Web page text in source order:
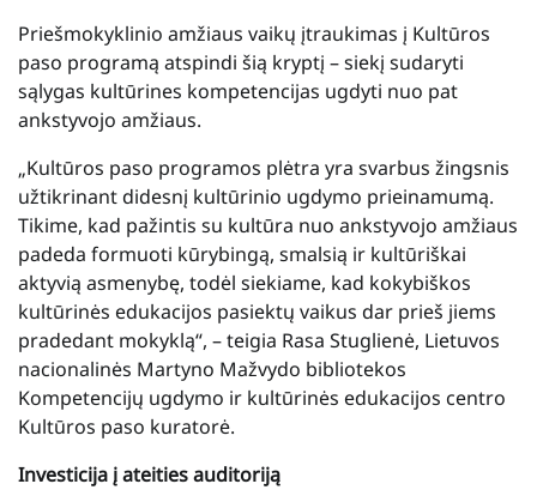
Priešmokyklinio amžiaus vaikų įtraukimas į Kultūros
paso programą atspindi šią kryptį – siekį sudaryti
sąlygas kultūrines kompetencijas ugdyti nuo pat
ankstyvojo amžiaus.
„Kultūros paso programos plėtra yra svarbus žingsnis
užtikrinant didesnį kultūrinio ugdymo prieinamumą.
Tikime, kad pažintis su kultūra nuo ankstyvojo amžiaus
padeda formuoti kūrybingą, smalsią ir kultūriškai
aktyvią asmenybę, todėl siekiame, kad kokybiškos
kultūrinės edukacijos pasiektų vaikus dar prieš jiems
pradedant mokyklą“, – teigia Rasa Stuglienė, Lietuvos
nacionalinės Martyno Mažvydo bibliotekos
Kompetencijų ugdymo ir kultūrinės edukacijos centro
Kultūros paso kuratorė.
Investicija į ateities auditoriją